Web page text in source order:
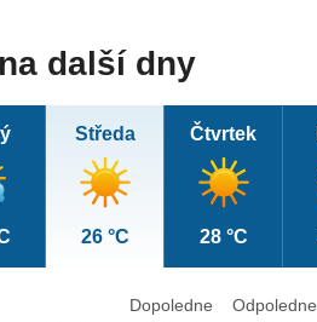
další dny
Středa
26 °C
Čtvrtek
28 °C
Dopoledne Odpoledne